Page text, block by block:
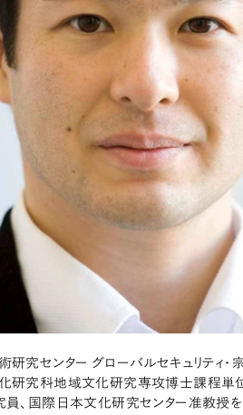
究センター グローバルセキュリティ
研究科地域文化研究専攻博士課程単
、国際日本文化研究センター准教授